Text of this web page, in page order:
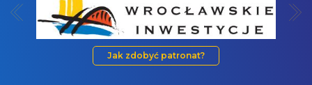
Jak zdobyć patronat?